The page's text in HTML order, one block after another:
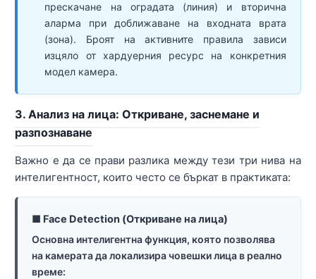
прескачане на оградата (линия) и вторична
аларма при доближаване на входната врата
(зона). Броят на активните правила зависи
изцяло от хардуерния ресурс на конкретния
модел камера.
3. Анализ на лица: Откриване, заснемане и
разпознаване
Важно е да се прави разлика между тези три нива на
интелигентност, които често се бъркат в практиката:
■ Face Detection (Откриване на лица)
Основна интелигентна функция, която позволява
на камерата да локализира човешки лица в реално
време: